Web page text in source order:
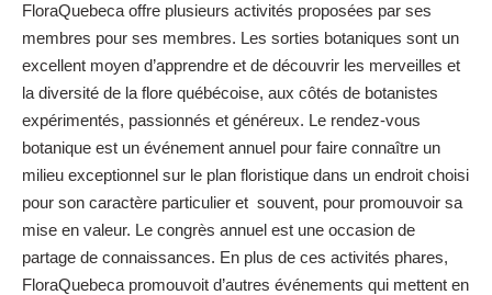
FloraQuebeca offre plusieurs activités proposées par ses
membres pour ses membres. Les sorties botaniques sont un
excellent moyen d’apprendre et de découvrir les merveilles et
la diversité de la flore québécoise, aux côtés de botanistes
expérimentés, passionnés et généreux. Le rendez-vous
botanique est un événement annuel pour faire connaître un
milieu exceptionnel sur le plan floristique dans un endroit choisi
pour son caractère particulier et souvent, pour promouvoir sa
mise en valeur. Le congrès annuel est une occasion de
partage de connaissances. En plus de ces activités phares,
FloraQuebeca promouvoit d’autres événements qui mettent en